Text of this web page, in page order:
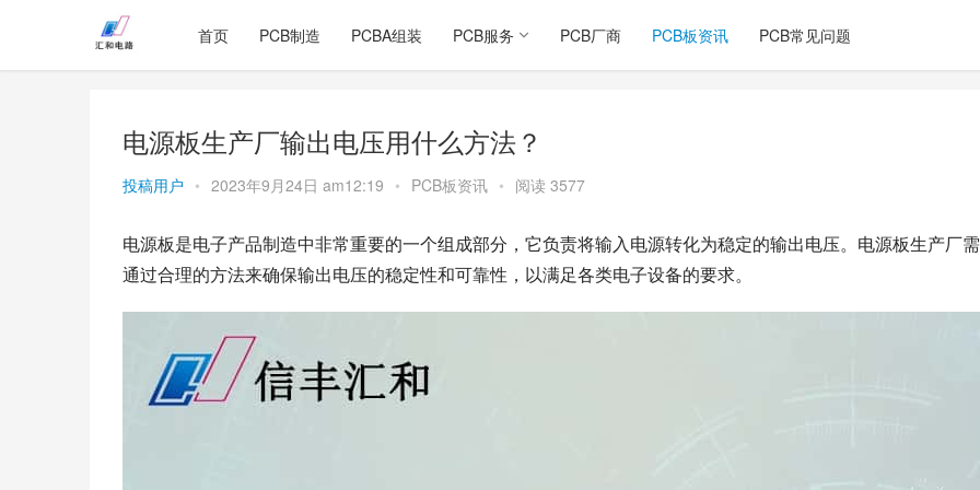
首页 PCB制造 PCBA组装 PCB服务 PCB厂商 PCB板资讯 PCB常见问题
电源板生产厂输出电压用什么方法？
投稿用户 • 2023年9月24日 am12:19 • PCB板资讯 • 阅读 3577
电源板是电子产品制造中非常重要的一个组成部分，它负责将输入电源转化为稳定的输出电压。电源板生产厂
通过合理的方法来确保输出电压的稳定性和可靠性，以满足各类电子设备的要求。